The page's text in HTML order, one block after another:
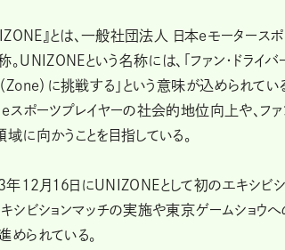
』とは、一般社団法人 日本eモータース
。UNIZONEという名称には、「ファン・ドライ
Zone）に挑戦する」という意味が込められて
eスポーツプレイヤーの社会的地位向上や、フ
域に向かうことを目指している。
12月16日にUNIZONEとして初のエキシビ
キシビションマッチの実施や東京ゲームショ
められている。